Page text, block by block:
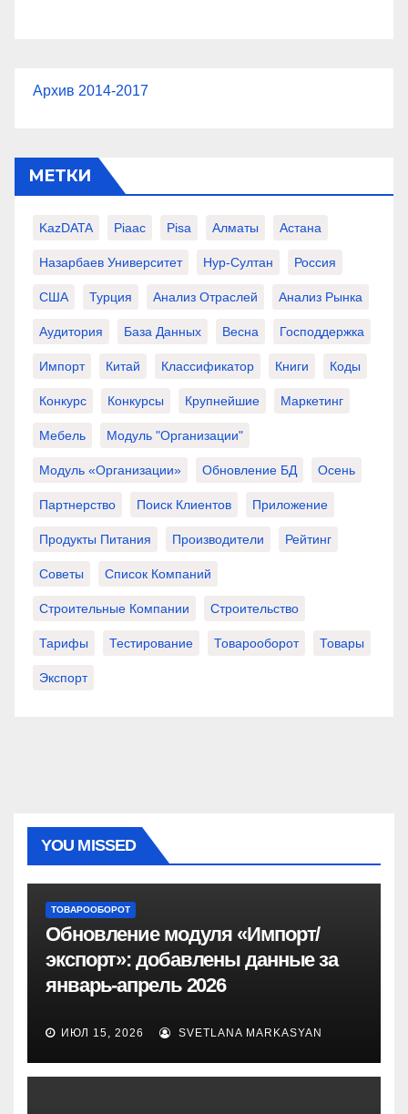
Архив 2014-2017
МЕТКИ
KazDATA Piaac Pisa Алматы Астана
Назарбаев Университет Нур-Султан Россия
США Турция Анализ Отраслей Анализ Рынка
Аудитория База Данных Весна Господдержка
Импорт Китай Классификатор Книги Коды
Конкурс Конкурсы Крупнейшие Маркетинг
Мебель Модуль "Организации"
Модуль «Организации» Обновление БД Осень
Партнерство Поиск Клиентов Приложение
Продукты Питания Производители Рейтинг
Советы Список Компаний
Строительные Компании Строительство
Тарифы Тестирование Товарооборот Товары
Экспорт
YOU MISSED
ТОВАРООБОРОТ
Обновление модуля «Импорт/
экспорт»: добавлены данные за
январь-апрель 2026
ИЮЛ 15, 2026 SVETLANA MARKASYAN